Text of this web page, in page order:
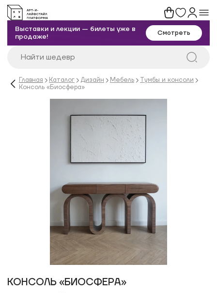
Выставки и лекции — билеты уже в
продаже!
Смотреть
Главная Каталог Дизайн Мебель
Тумбы и консоли
Консоль «Биосфера»
КОНСОЛЬ «БИОСФЕРА»